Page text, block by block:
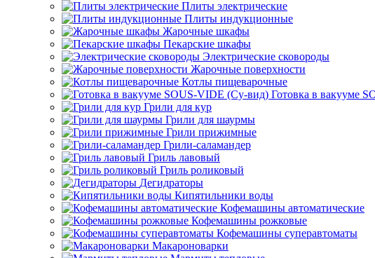
Плиты электрические
Плиты индукционные
Жарочные шкафы
Пекарские шкафы
Электрические сковороды
Жарочные поверхности
Котлы пищеварочные
Готовка в вакууме
Грили для кур
Грили для шаурмы
Грили прижимные
Грили-саламандер
Гриль лавовый
Гриль роликовый
Дегидраторы
Кипятильники воды
Кофемашины автоматические
Кофемашины рожковые
Кофемашины суперавтоматы
Макароноварки